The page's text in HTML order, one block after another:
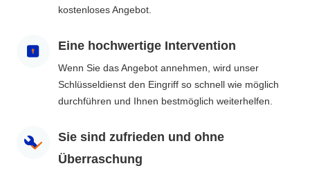
kostenloses Angebot.
Eine hochwertige Intervention
Wenn Sie das Angebot annehmen, wird unser
Schlüsseldienst den Eingriff so schnell wie möglich
durchführen und Ihnen bestmöglich weiterhelfen.
Sie sind zufrieden und ohne
Überraschung